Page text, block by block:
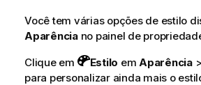
Você tem várias opções de estilo
Aparênciano painel de
Clique em
Estilo em Aparência>
para personalizar ainda mais o